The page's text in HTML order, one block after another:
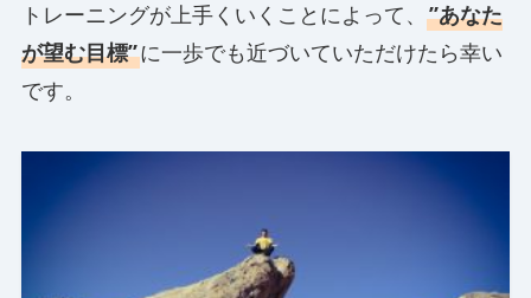
トレーニングが上手くいくことによって、 ”あなた
が望む目標”に一歩でも近づいていただけたら幸い
です。